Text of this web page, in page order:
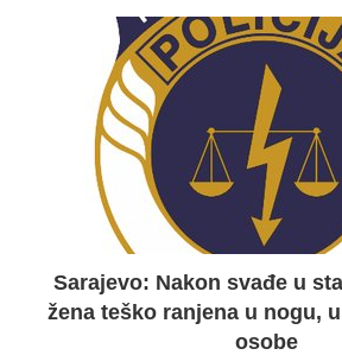
Sarajevo: Nakon svađe u
žena teško ranjena u nogu,
osobe